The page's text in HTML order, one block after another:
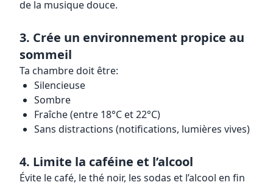
de la musique douce.
3. Crée un environnement propice au
sommeil
Ta chambre doit être:
Silencieuse
Sombre
Fraîche (entre 18°C et 22°C)
Sans distractions (notifications, lumières vives)
4. Limite la caféine et l’alcool
Évite le café, le thé noir, les sodas et l’alcool en fin